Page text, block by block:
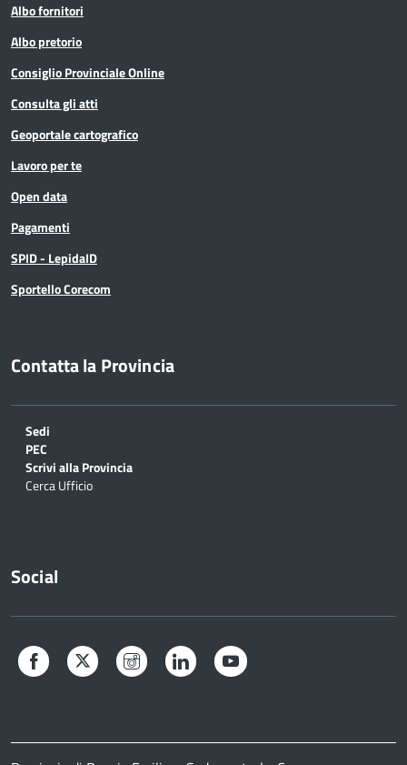
Albo fornitori
Albo pretorio
Consiglio Provinciale Online
Consulta gli atti
Geoportale cartografico
Lavoro per te
Open data
Pagamenti
SPID - LepidaID
Sportello Corecom
Contatta la Provincia
Sedi
PEC
Scrivi alla Provincia
Cerca Ufficio
Social
Facebook Twitter Instagram LinkedIn